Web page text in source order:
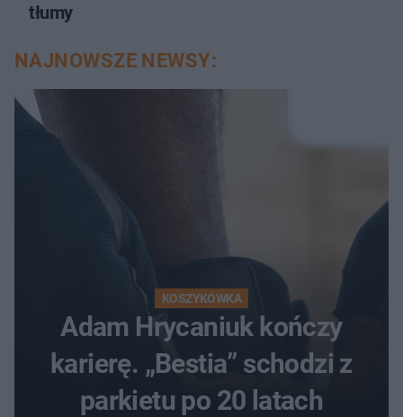
tłumy
NAJNOWSZE NEWSY:
KOSZYKÓWKA
Adam Hrycaniuk kończy
karierę. „Bestia” schodzi z
parkietu po 20 latach